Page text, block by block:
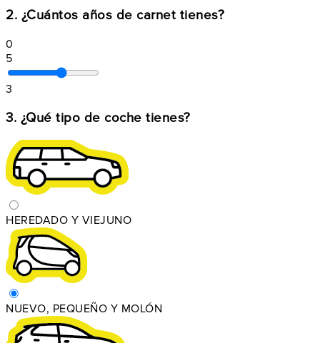
2. ¿Cuántos años de carnet tienes?
0
5
3
3. ¿Qué tipo de coche tienes?
HEREDADO Y VIEJUNO
NUEVO, PEQUEÑO Y MOLÓN